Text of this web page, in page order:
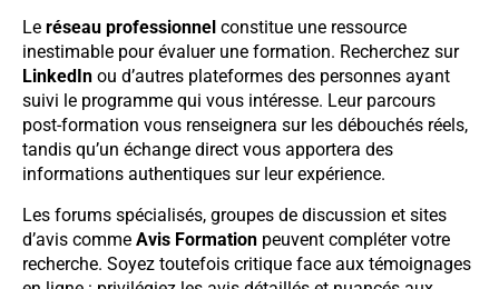
Le réseau professionnel constitue une ressource
inestimable pour évaluer une formation. Recherchez sur
LinkedIn ou d’autres plateformes des personnes ayant
suivi le programme qui vous intéresse. Leur parcours
post-formation vous renseignera sur les débouchés réels,
tandis qu’un échange direct vous apportera des
informations authentiques sur leur expérience.
Les forums spécialisés, groupes de discussion et sites
d’avis comme Avis Formation peuvent compléter votre
recherche. Soyez toutefois critique face aux témoignages